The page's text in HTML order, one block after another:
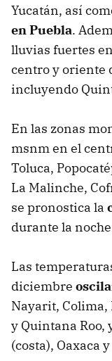
Yucatán, así
en Puebla.
lluvias fuertes
centro y oriente
incluyendo
En las zonas
msnm en el
Toluca,
La Malinche,
se pronostica la
durante la
Las
diciembre
Nayarit, Colima,
y Quintana Roo,
(costa), Oaxaca